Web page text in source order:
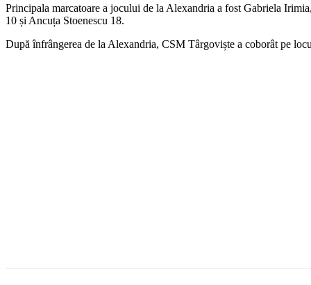
Principala marcatoare a jocului de la Alexandria a fost Gabriela
10 și Ancuța Stoenescu 18.
După înfrângerea de la Alexandria, CSM Târgoviște a coborât pe